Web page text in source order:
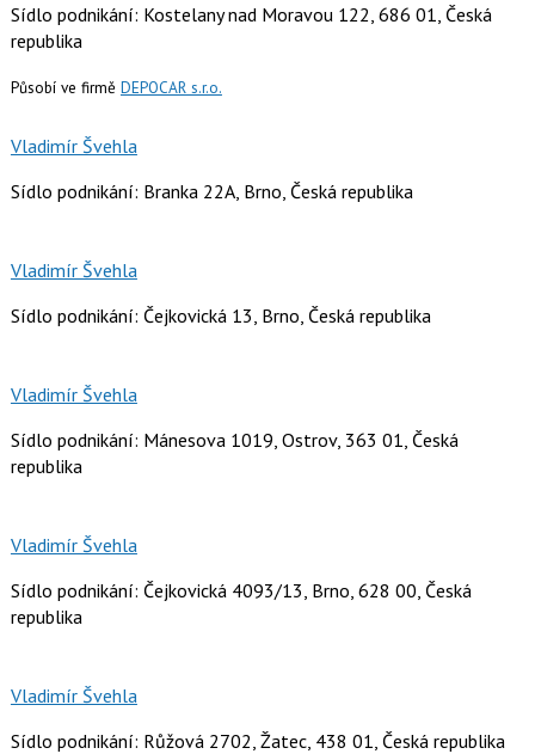
Sídlo podnikání: Kostelany nad Moravou 122, 686 01, Česká
republika
Působí ve firmě DEPOCAR s.r.o.
Vladimír Švehla
Sídlo podnikání: Branka 22A, Brno, Česká republika
Vladimír Švehla
Sídlo podnikání: Čejkovická 13, Brno, Česká republika
Vladimír Švehla
Sídlo podnikání: Mánesova 1019, Ostrov, 363 01, Česká
republika
Vladimír Švehla
Sídlo podnikání: Čejkovická 4093/13, Brno, 628 00, Česká
republika
Vladimír Švehla
Sídlo podnikání: Růžová 2702, Žatec, 438 01, Česká republika